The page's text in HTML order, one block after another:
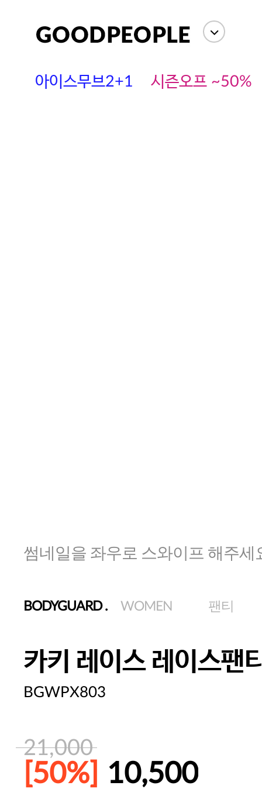
아이스무브2+1 시즌오프 ~50%
썸네일을 좌우로 스와이프 해주세
BODYGUARD. WOMEN 팬티
카키 레이스 레이스팬
BGWPX803
21,000
[50%] 10,500